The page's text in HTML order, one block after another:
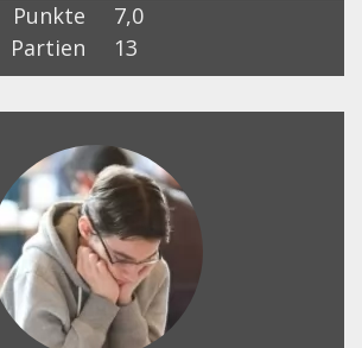
Punkte
7,0
Partien
13